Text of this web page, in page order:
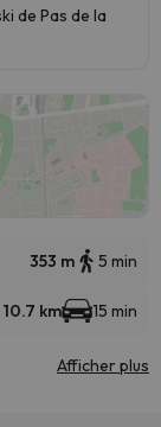
de Pas de la
353 m 5 min
10.7 km 15 min
Afficher plus